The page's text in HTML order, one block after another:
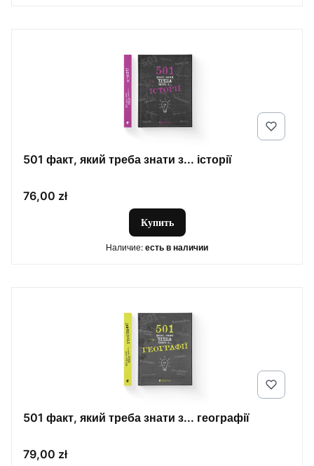
501 факт, який треба знати з... історії
Цена
76,00 zł
Купить
Наличие: есть в наличии
501 факт, який треба знати з... географії
Цена
79,00 zł